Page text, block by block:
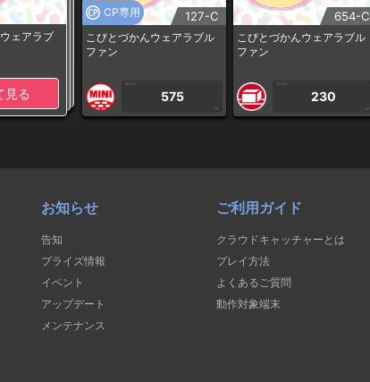
ェアラブ
見る
CP専用 127-C
こびとづかんウェアラブル
ファン
1PLAY
575
CP
654-C
こびとづかんウェアラブル
ファン
1PLAY
230
CP
お知らせ
告知
プライズ情報
イベント
アップデート
メンテナンス
ご利用ガイド
クラウドキャッチャーとは
プレイ方法
よくあるご質問
動作対象端末